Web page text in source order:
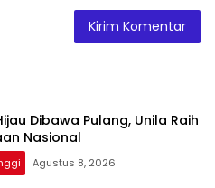
Dibawa Pulang, Unila Raih
Nasional
Agustus 8, 2026